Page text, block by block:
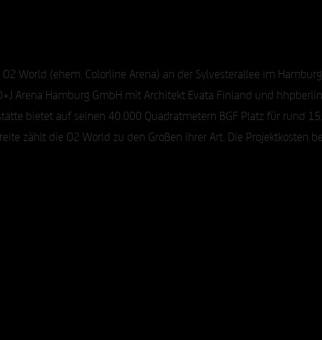
World (ehem. Colorline Arena) an der Sylvesterallee im
Arena Hamburg GmbH mit Architekt Evata Finland und
bietet auf seinen 40.000 Quadratmetern BGF Platz für rund
zählt die O2 World zu den Großen ihrer Art. Die Projektkosten